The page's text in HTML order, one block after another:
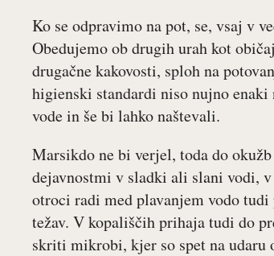
Ko se odpravimo na pot, se, vsaj v
Obedujemo ob drugih urah kot
drugačne kakovosti, sploh na
higienski standardi niso nujno
vode in še bi lahko naštevali.
Marsikdo ne bi verjel, toda do
dejavnostmi v sladki ali slani vodi,
otroci radi med plavanjem vodo
težav. V kopališčih prihaja tudi do
skriti mikrobi, kjer so spet na udaru